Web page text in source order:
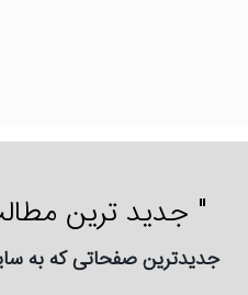
" جدید ترین
جدیدترین صفحاتی که به